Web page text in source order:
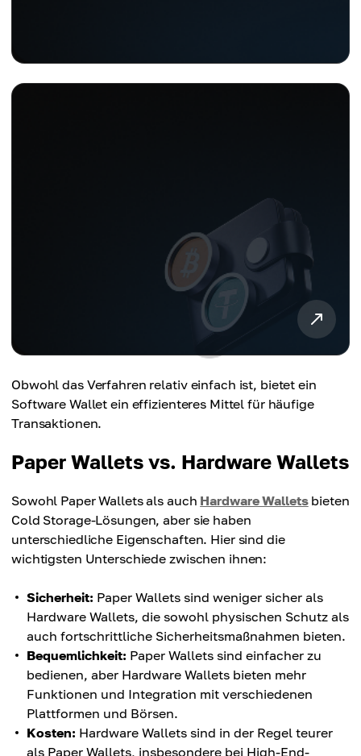
Obwohl das Verfahren relativ einfach ist, bietet ein
Software Wallet ein effizienteres Mittel für häufige
Transaktionen.
Paper Wallets vs. Hardware Wallets
Sowohl Paper Wallets als auch Hardware Walletsbieten
Cold Storage-Lösungen, aber sie haben
unterschiedliche Eigenschaften. Hier sind die
wichtigsten Unterschiede zwischen ihnen:
Sicherheit: Paper Wallets sind weniger sicher als
Hardware Wallets, die sowohl physischen Schutz als
auch fortschrittliche Sicherheitsmaßnahmen bieten.
Bequemlichkeit: Paper Wallets sind einfacher zu
bedienen, aber Hardware Wallets bieten mehr
Funktionen und Integration mit verschiedenen
Plattformen und Börsen.
Kosten: Hardware Wallets sind in der Regel teurer
als Paper Wallets, insbesondere bei High-End-